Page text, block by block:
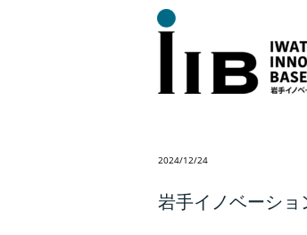
2024/12/24
岩手イノベーシ